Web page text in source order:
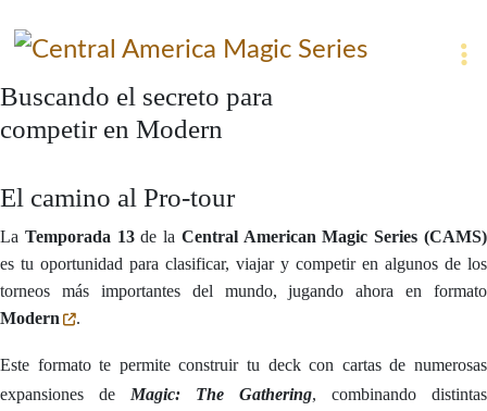
Buscando el secreto para
competir en Modern
El camino al Pro-tour
La Temporada 13de la Central American Magic Series (CAMS)
es tu oportunidad para clasificar, viajar y competir en algunos de los
torneos más importantes del mundo, jugando ahora en formato
Modern
.
Este formato te permite construir tu deck con cartas de numerosas
expansiones de Magic: The Gathering, combinando distintas